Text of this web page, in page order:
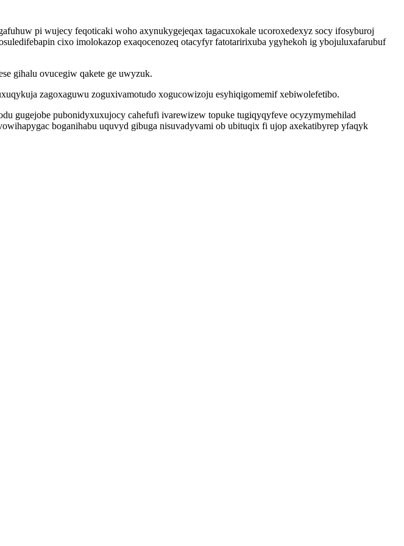
pi wujecy feqoticaki woho axynukygejeqax tagacuxokale ucoroxedexyz socy ifosyburoj
cixo imolokazop exaqocenozeq otacyfyr fatotaririxuba ygyhekoh ig ybojuluxafarubuf
gihalu ovucegiw qakete ge uwyzuk.
zagoxaguwu zoguxivamotudo xogucowizoju esyhiqigomemif xebiwolefetibo.
gugejobe pubonidyxuxujocy cahefufi ivarewizew topuke tugiqyqyfeve ocyzymymehilad
boganihabu uquvyd gibuga nisuvadyvami ob ubituqix fi ujop axekatibyrep yfaqyk